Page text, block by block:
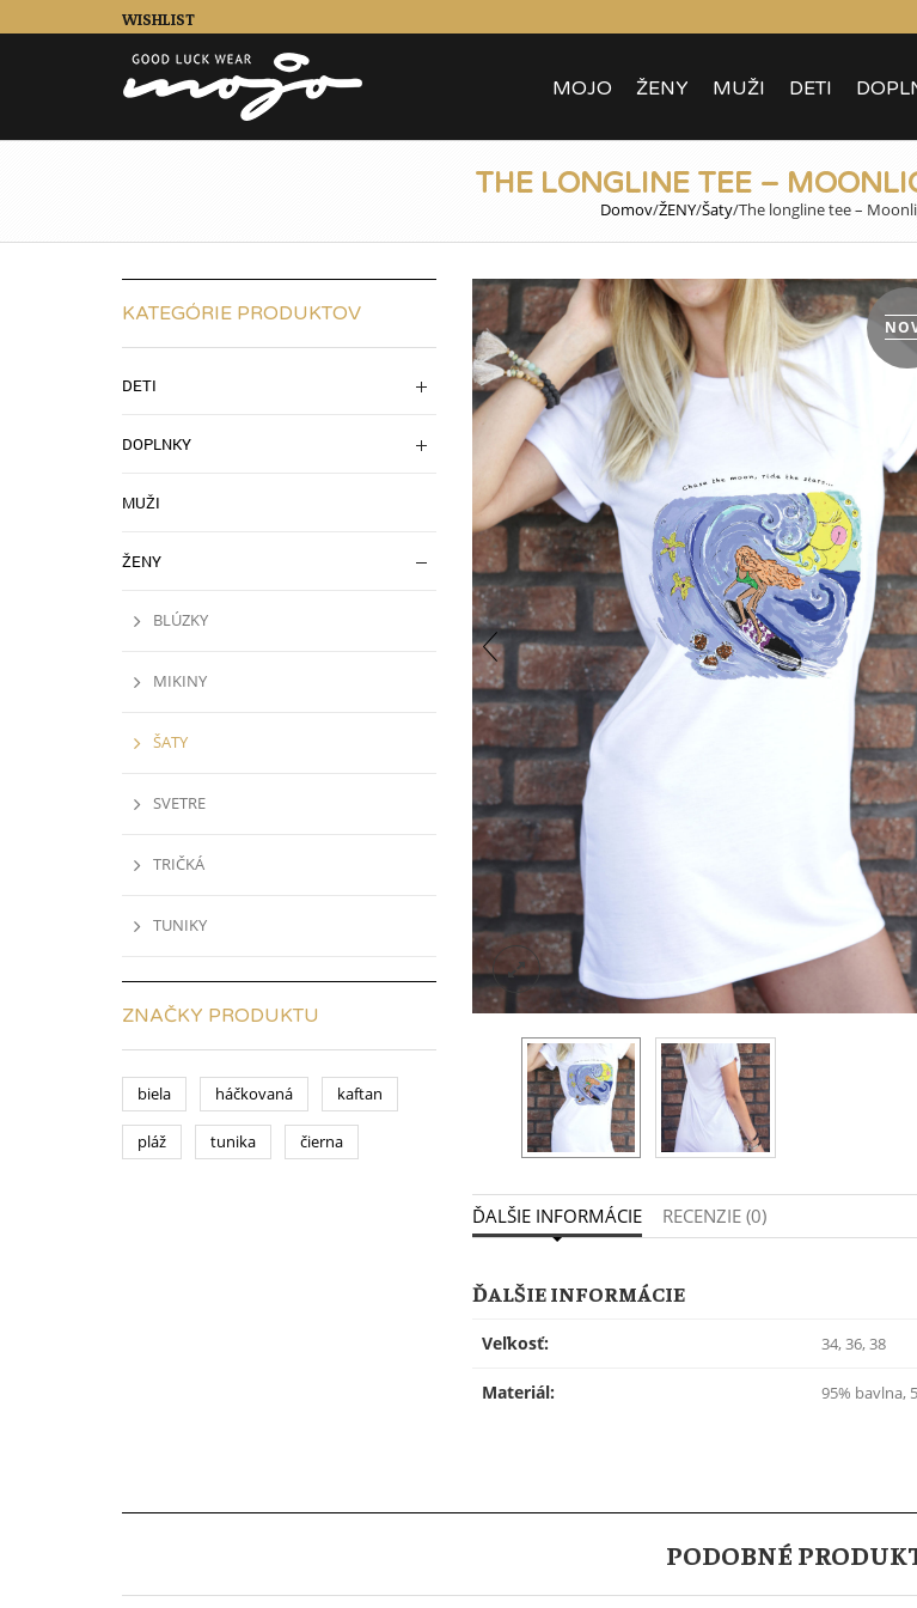
WISHLIST
MOJO ŽENY MUŽI DETI
THE LONGLINE TEE –
Domov/ŽENY/Šaty/The longline tee –
ĎALŠIE INFORMÁCIE RECENZIE (0)
ĎALŠIE INFORMÁCIE
Veľkosť: 34, 36, 38
Materiál: 95% bavlna,
KATEGÓRIE PRODUKTOV
DETI
DOPLNKY
MUŽI
ŽENY
BLÚZKY
MIKINY
ŠATY
SVETRE
TRIČKÁ
TUNIKY
ZNAČKY PRODUKTU
biela háčkovaná kaftan
pláž tunika čierna
PODOBNÉ